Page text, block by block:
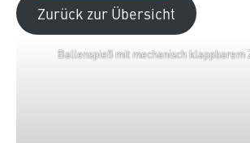
Zurück zur Übersicht
Ballenspieß mit mechanisch klappbarem